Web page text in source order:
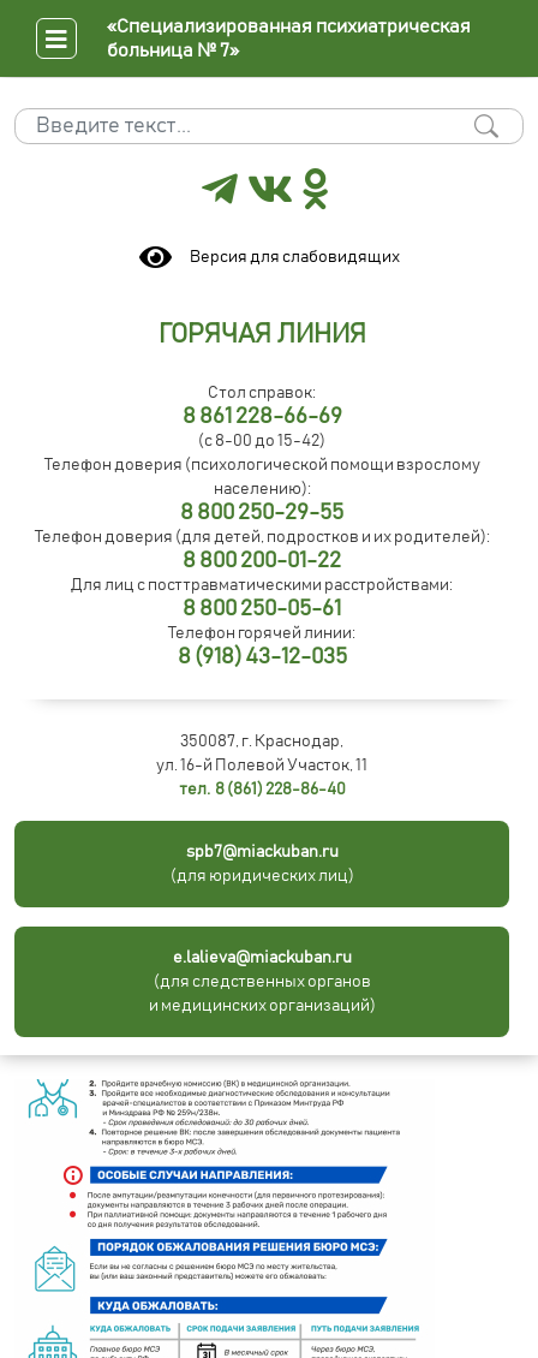
Поиск
Версия для слабовидящих
ГОРЯЧАЯ ЛИНИЯ
Стол справок:
8 861 228-66-69
(с 8-00 до 15-42)
Телефон доверия (психологической помощи взрослому
населению):
8 800 250-29-55
Телефон доверия (для детей, подростков и их родителей):
8 800 200-01-22
Для лиц с посттравматическими расстройствами:
8 800 250-05-61
Телефон горячей линии:
8 (918) 43-12-035
350087, г. Краснодар,
ул. 16-й Полевой Участок, 11
тел. 8 (861) 228-86-40
spb7@miackuban.ru
(для юридических лиц)
e.lalieva@miackuban.ru
(для следственных органов
и медицинских организаций)
«Специализированная психиатрическая
больница № 7»